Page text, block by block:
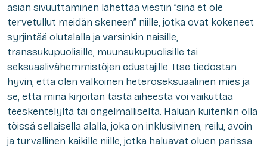
asian sivuuttaminen lähettää viestin ”sinä et ole
tervetullut meidän skeneen” niille, jotka ovat kokeneet
syrjintää olutalalla ja varsinkin naisille,
transsukupuolisille, muunsukupuolisille tai
seksuaalivähemmistöjen edustajille. Itse tiedostan
hyvin, että olen valkoinen heteroseksuaalinen mies ja
se, että minä kirjoitan tästä aiheesta voi vaikuttaa
teeskentelyltä tai ongelmalliselta. Haluan kuitenkin olla
töissä sellaisella alalla, joka on inklusiivinen, reilu, avoin
ja turvallinen kaikille niille, jotka haluavat oluen parissa